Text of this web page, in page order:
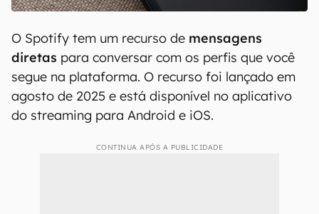
O Spotify tem um recurso de mensagens
diretas para conversar com os perfis que você
segue na plataforma. O recurso foi lançado em
agosto de 2025 e está disponível no aplicativo
do streaming para Android e iOS.
CONTINUA APÓS A PUBLICIDADE